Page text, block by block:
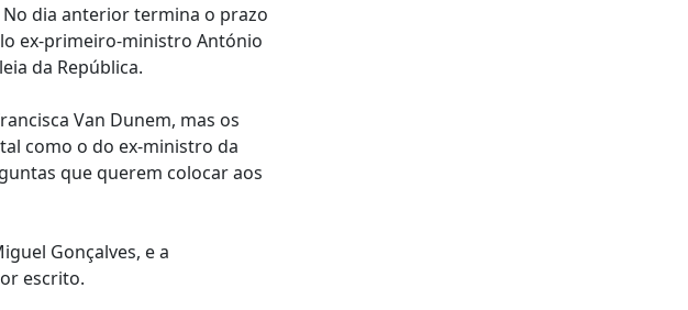
dia anterior termina o prazo
ex-primeiro-ministro António
da República.
Van Dunem, mas os
como o do ex-ministro da
que querem colocar aos
Gonçalves, e a
escrito.